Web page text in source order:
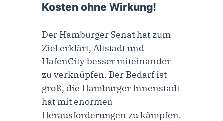
Kosten ohne Wirkung!
Der Hamburger Senat hat zum
Ziel erklärt, Altstadt und
HafenCity besser miteinander
zu verknüpfen. Der Bedarf ist
groß, die Hamburger Innenstadt
hat mit enormen
Herausforderungen zu kämpfen.